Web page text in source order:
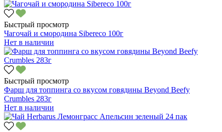
Быстрый просмотр
Чагочай и смородина Sibereco 100г
Нет в наличии
Быстрый просмотр
Фарш для топпинга со вкусом говядины Beyond Beefy
Crumbles 283г
Нет в наличии